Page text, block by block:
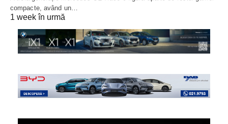
compacte, având un…
1 week în urmă